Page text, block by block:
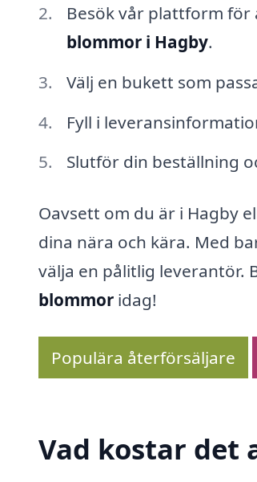
Besök vår plattform
blommor i Hagby.
Välj en bukett som
Fyll i
Slutför din beställning
Oavsett om du är i Hagby
dina nära och kära. Med
välja en pålitlig leverantör.
blommor idag!
Populära återförsäljare
Vad kostar det